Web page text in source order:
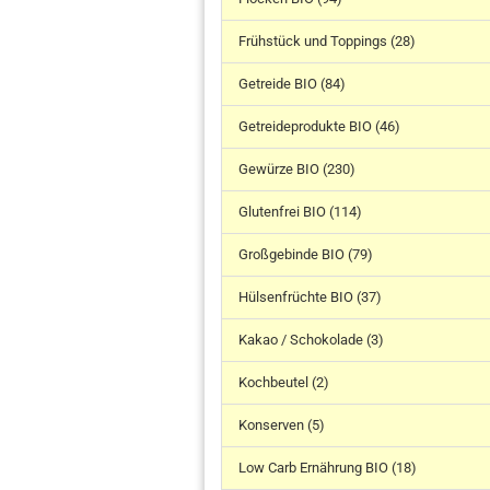
Frühstück und Toppings (28)
Getreide BIO (84)
Getreideprodukte BIO (46)
Gewürze BIO (230)
Glutenfrei BIO (114)
Großgebinde BIO (79)
Hülsenfrüchte BIO (37)
Kakao / Schokolade (3)
Kochbeutel (2)
Konserven (5)
Low Carb Ernährung BIO (18)